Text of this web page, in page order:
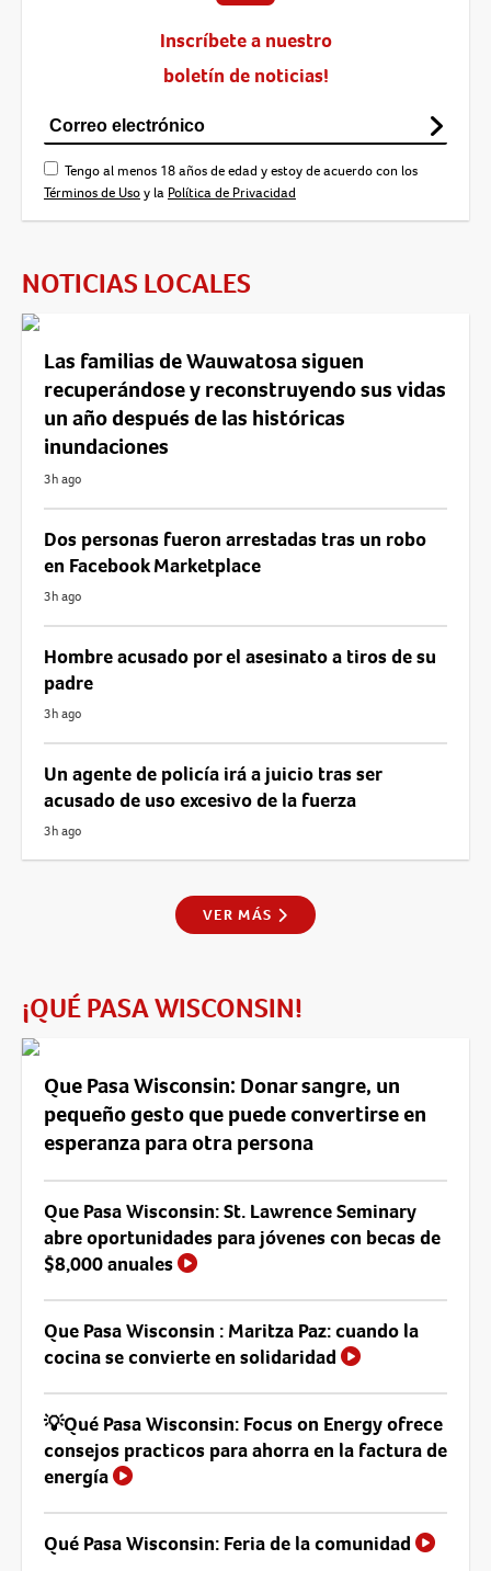
Inscríbete a nuestro
boletín de noticias!
Tengo al menos 18 años de edad y estoy de acuerdo con los
Términos de Usoy la Política de Privacidad
NOTICIAS LOCALES
Las familias de Wauwatosa siguen
recuperándose y reconstruyendo sus vidas
un año después de las históricas
inundaciones
3h ago
Dos personas fueron arrestadas tras un robo
en Facebook Marketplace
3h ago
Hombre acusado por el asesinato a tiros de su
padre
3h ago
Un agente de policía irá a juicio tras ser
acusado de uso excesivo de la fuerza
3h ago
VER MÁS
¡QUÉ PASA WISCONSIN!
Que Pasa Wisconsin: Donar sangre, un
pequeño gesto que puede convertirse en
esperanza para otra persona
Que Pasa Wisconsin: St. Lawrence Seminary
abre oportunidades para jóvenes con becas de
$8,000 anuales
Que Pasa Wisconsin : Maritza Paz: cuando la
cocina se convierte en solidaridad
💡Qué Pasa Wisconsin: Focus on Energy ofrece
consejos practicos para ahorra en la factura de
energía
Qué Pasa Wisconsin: Feria de la comunidad